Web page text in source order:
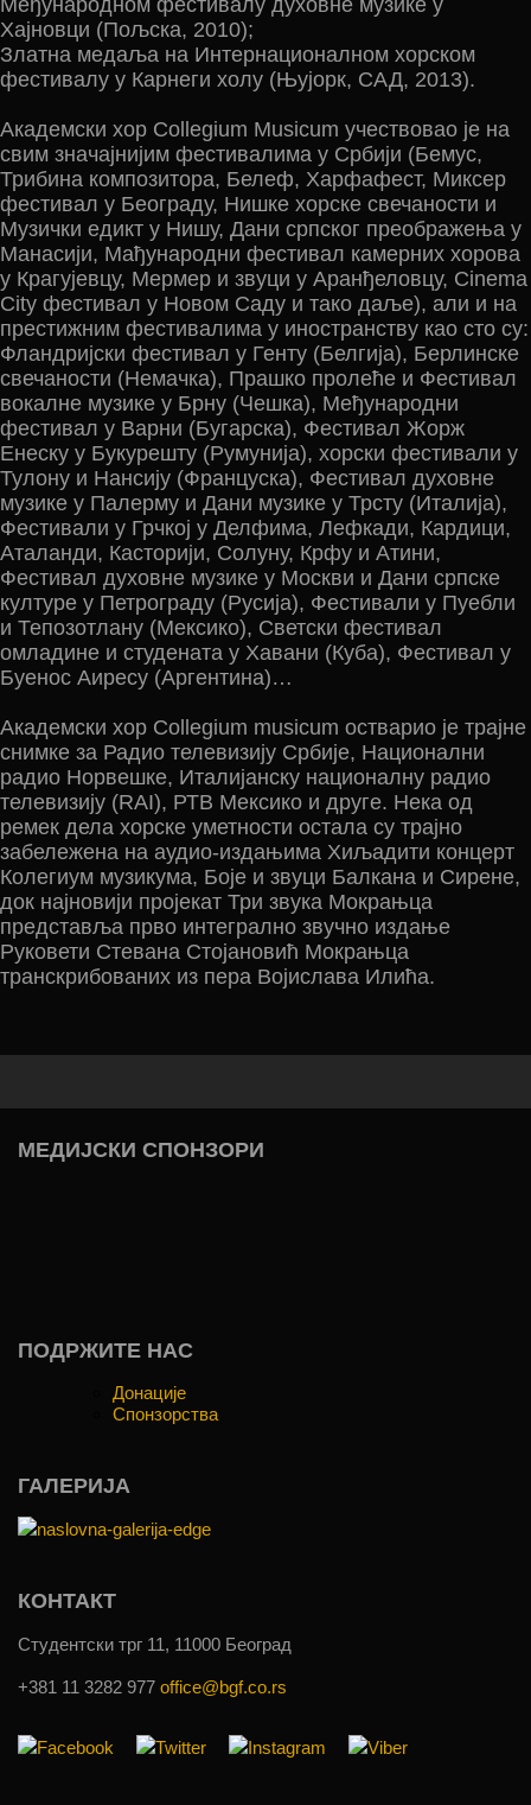
Међународном фестивалу духовне музике у
Хајновци (Пољска, 2010);
Златна медаља на Интернационалном хорском
фестивалу у Карнеги холу (Њујорк, САД, 2013).
Академски хор Collegium Musicum учествовао је на
свим значајнијим фестивалима у Србији (Бемус,
Трибина композитора, Белеф, Харфафест, Миксер
фестивал у Београду, Нишке хорске свечаности и
Музички едикт у Нишу, Дани српског преображења у
Манасији, Мађународни фестивал камерних хорова
у Крагујевцу, Мермер и звуци у Аранђеловцу, Cinema
City фестивал у Новом Саду и тако даље), али и на
престижним фестивалима у иностранству као сто су:
Фландријски фестивал у Генту (Белгија), Берлинске
свечаности (Немачка), Прашко пролеће и Фестивал
вокалне музике у Брну (Чешка), Међународни
фестивал у Варни (Бугарска), Фестивал Жорж
Енеску у Букурешту (Румунија), хорски фестивали у
Тулону и Нансију (Француска), Фестивал духовне
музике у Палерму и Дани музике у Трсту (Италија),
Фестивали у Грчкој у Делфима, Лефкади, Кардици,
Аталанди, Касторији, Солуну, Крфу и Атини,
Фестивал духовне музике у Москви и Дани српске
културе у Петрограду (Русија), Фестивали у Пуебли
и Тепозотлану (Мексико), Светски фестивал
омладине и студената у Хавани (Куба), Фестивал у
Буенос Аиресу (Аргентина)…
Академски хор Collegium musicum остварио је трајне
снимке за Радио телевизију Србије, Национални
радио Норвешке, Италијанску националну радио
телевизију (RAI), РТВ Мексико и друге. Нека од
ремек дела хорске уметности остала су трајно
забележена на аудио-издањима Хиљадити концерт
Колегиум музикума, Боје и звуци Балкана и Сирене,
док најновији пројекат Три звука Мокрањца
представља прво интегрално звучно издање
Руковети Стевана Стојановић Мокрањца
транскрибованих из пера Војислава Илића.
МЕДИЈСКИ СПОНЗОРИ
ПОДРЖИТЕ НАС
Донације
Спонзорства
ГАЛЕРИЈА
КОНТАКТ
Студентски трг 11, 11000 Београд
+381 11 3282 977 office@bgf.co.rs